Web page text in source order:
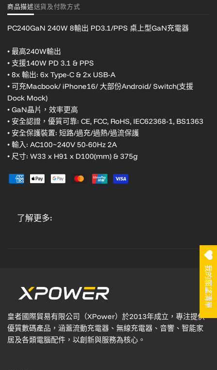
商品描述送貨及付款方式
PC240GaN 240W 8輸出 PD3.1/PPS 桌上型GaN充電器
• 最高240W輸出
• 支援140W PD 3.1 & PPS
• 8x 輸出: 6x Type-C & 2x USB-A
• 可充Macbook/ iPhone16/ 大部份Android/ Switch(支援
Dock Mock)
• GaN晶片，效率更高
• 安全認證，優質可靠: CE, FCC, RoHS, IEC62368-1, BS1363
• 安全保護裝置: 短路/過充/過熱/過流保護
• 輸入: AC100~240V 50-60Hz 2A
• 尺寸: W33 x H91 x D100(mm) & 375g
了解更多:
皇者國際貿易有限公司（XPower）於2013年成立，專注提供
優質數碼產品，涵蓋流動充電器、無線充電器、音響、智能家
居及各類電腦配件，以創新與服務為核心。
我的願望清單